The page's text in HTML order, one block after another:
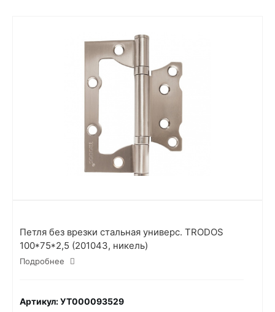
Петля без врезки стальная универс. TRODOS
100*75*2,5 (201043, никель)
Подробнее
Артикул: УТ000093529